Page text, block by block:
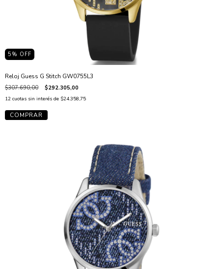
5 % OFF
Reloj Guess G Stitch GW0755L3
$307.690,00 $292.305,00
12 cuotas sin interés de $24.358,75